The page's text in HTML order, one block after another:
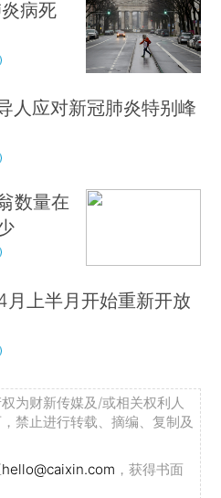
病死
人应对新冠肺炎特别峰
数量在
月上半月开始重新开放
为财新传媒及/或相关权利人
禁止进行转载、摘编、复制及
hello@caixin.com ，获得书面